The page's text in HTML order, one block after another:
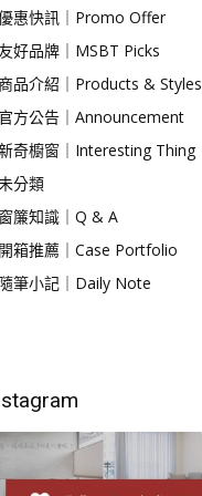
惠快訊｜Promo Offer
好品牌｜MSBT Picks
品介紹｜Products & Styles
方公告｜Announcement
奇櫥窗｜Interesting Thing
分類
簾知識｜Q & A
箱推薦｜Case Portfolio
筆小記｜Daily Note